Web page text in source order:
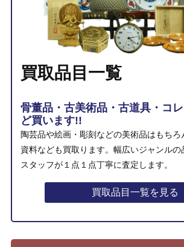
買取品目一覧
骨董品・古美術品・古道具・コ
ど買います!!
陶芸品や絵画・彫刻などの美術品はもち
資料なども買取ります。幅広いジャンルの
スタッフが１点１点丁寧に査定します。
買取品目一覧を見る